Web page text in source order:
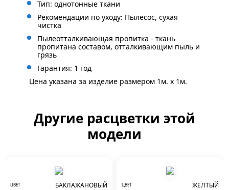
Тип: однотонные ткани
Рекомендации по уходу: Пылесос, сухая
чистка
Пылеотталкивающая пропитка - ткань
пропитана составом, отталкивающим пыль и
грязь
Гарантия: 1 год
Цена указана за изделие размером 1м. x 1м.
Другие расцветки этой
модели
ЦВЕТ БАКЛАЖАНОВЫЙ ЦВЕТ ЖЕЛТЫЙ